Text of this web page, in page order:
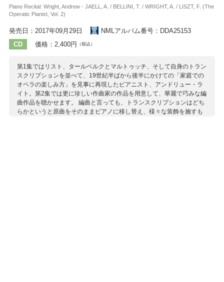
Piano Recital: Wright, Andrew - JAELL, A. / BELLINI, T. / WRIGHT, A. / LISZT, F. (The
Operatic Pianist, Vol. 2)
発売日：2017年09月29日
NMLアルバム番号：DDA25153
CD
価格：2,400円 （税込）
第1集ではリスト、タールベルクとマルトゥッチ、そして自身のトラン
スクリプションを並べて、19世紀半ばから後半にかけての「家庭での
オペラの楽しみ方」を見事に再現したピアニスト、アンドリュー・ラ
イト。第2集では更に珍しい作曲家の作品を用意して、華麗で巧みな編
曲作品を聴かせます。 編曲と言っても、トランスクリプションはどち
らかというと原曲をそのままピアノに移し替え、様々な装飾を施すも